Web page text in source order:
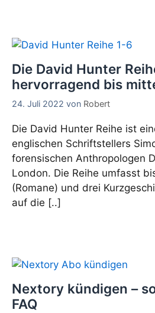
Die David Hunter
hervorragend bis
24. Juli 2022 von Robert
Die David Hunter Reihe ist
englischen Schriftstellers
forensischen Anthropologen
London. Die Reihe umfasst
(Romane) und drei
auf die [..]
Nextory kündigen –
FAQ